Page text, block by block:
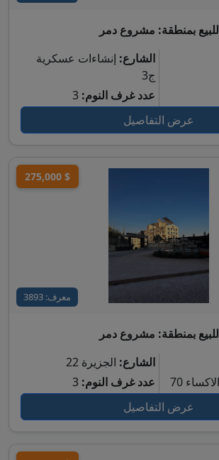
للبيع بمنطقة: مشروع دمر
الشارع: إنشاءات عسكرية
ج3
عدد غرف النوم:
عرض التفاصيل
275,000 $
معرف: 3893
للبيع بمنطقة: مشروع دمر
الشارع: الجزيرة 22
عدد غرف النوم:
عرض التفاصيل